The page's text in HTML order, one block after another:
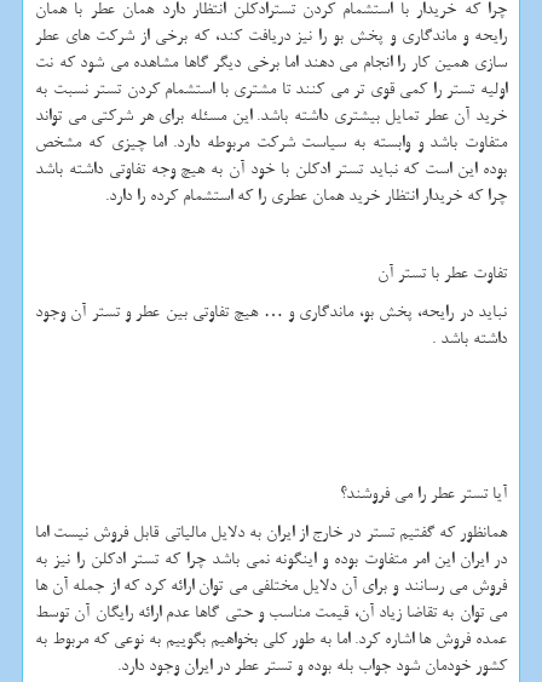
چرا که خریدار با استشمام کردن تسترادکلن انتظار دارد همان عطر با همان
رایحه و ماندگاری و پخش بو را نیز دریافت کند، که برخی از شرکت های عطر
سازی همین کار را انجام می دهند اما برخی دیگر گاها مشاهده می شود که نت
اولیه تستر را کمی قوی تر می کنند تا مشتری با استشمام کردن تستر نسبت به
خرید آن عطر تمایل بیشتری داشته باشد. این مسئله برای هر شرکتی می تواند
متفاوت باشد و وابسته به سیاست شرکت مربوطه دارد. اما چیزی که مشخص
بوده این است که نباید تستر ادکلن با خود آن به هیچ وجه تفاوتی داشته باشد
چرا که خریدار انتظار خرید همان عطری را که استشمام کرده را دارد.
تفاوت عطر با تستر آن
نباید در رایحه، پخش بو، ماندگاری و … هیچ تفاوتی بین عطر و تستر آن وجود
داشته باشد .
آیا تستر عطر را می فروشند؟
همانظور که گفتیم تستر در خارج از ایران به دلایل مالیاتی قابل فروش نیست اما
در ایران این امر متفاوت بوده و اینگونه نمی باشد چرا که تستر ادکلن را نیز به
فروش می رسانند و برای آن دلایل مختلفی می توان ارائه کرد که از جمله آن ها
می توان به تقاضا زیاد آن، قیمت مناسب و حتی گاها عدم ارائه رایگان آن توسط
عمده فروش ها اشاره کرد. اما به طور کلی بخواهیم بگوییم به نوعی که مربوط به
کشور خودمان شود جواب بله بوده و تستر عطر در ایران وجود دارد.